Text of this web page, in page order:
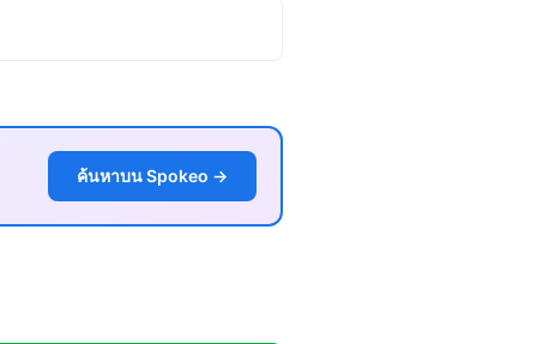
ค้นหาบน Spokeo →